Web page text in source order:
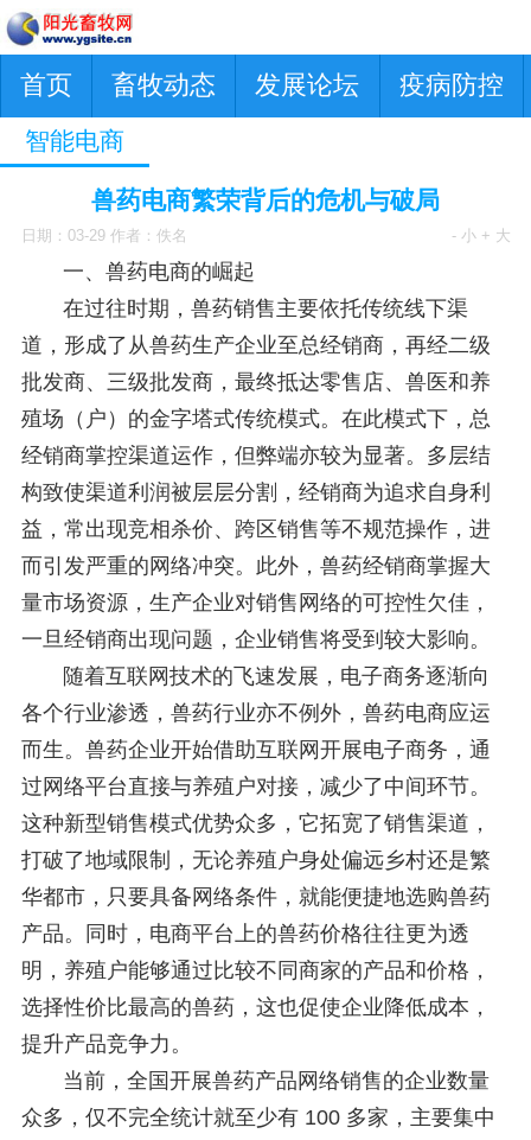
首页 畜牧动态 发展论坛 疫病防控
智能电商
兽药电商繁荣背后的危机与破局
日期：03-29 作者：佚名 - 小 + 大
一、兽药电商的崛起
在过往时期，兽药销售主要依托传统线下渠
道，形成了从兽药生产企业至总经销商，再经二级
批发商、三级批发商，最终抵达零售店、兽医和养
殖场（户）的金字塔式传统模式。在此模式下，总
经销商掌控渠道运作，但弊端亦较为显著。多层结
构致使渠道利润被层层分割，经销商为追求自身利
益，常出现竞相杀价、跨区销售等不规范操作，进
而引发严重的网络冲突。此外，兽药经销商掌握大
量市场资源，生产企业对销售网络的可控性欠佳，
一旦经销商出现问题，企业销售将受到较大影响。
随着互联网技术的飞速发展，电子商务逐渐向
各个行业渗透，兽药行业亦不例外，兽药电商应运
而生。兽药企业开始借助互联网开展电子商务，通
过网络平台直接与养殖户对接，减少了中间环节。
这种新型销售模式优势众多，它拓宽了销售渠道，
打破了地域限制，无论养殖户身处偏远乡村还是繁
华都市，只要具备网络条件，就能便捷地选购兽药
产品。同时，电商平台上的兽药价格往往更为透
明，养殖户能够通过比较不同商家的产品和价格，
选择性价比最高的兽药，这也促使企业降低成本，
提升产品竞争力。
当前，全国开展兽药产品网络销售的企业数量
众多，仅不完全统计就至少有 100 多家，主要集中